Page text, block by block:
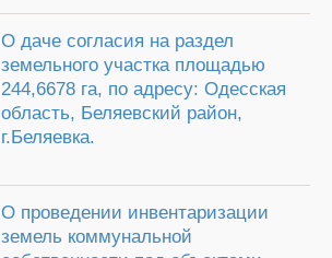
О даче согласия на раздел
земельного участка площадью
244,6678 га, по адресу: Одесская
область, Беляевский район,
г.Беляевка.
О проведении инвентаризации
земель коммунальной